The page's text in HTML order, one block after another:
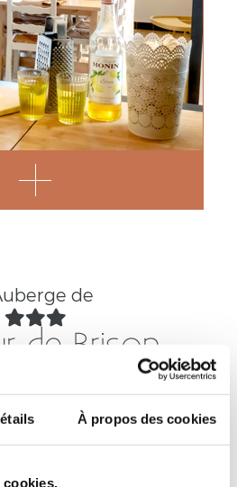
À propos des cookies
cookies.
de
de Brison